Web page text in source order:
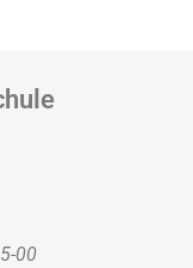
00